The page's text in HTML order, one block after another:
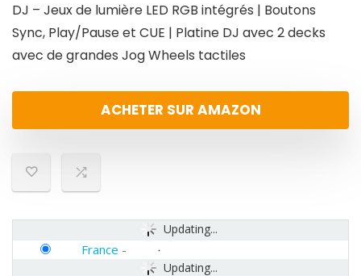
DJ – Jeux de lumière LED RGB intégrés | Boutons
Sync, Play/Pause et CUE | Platine DJ avec 2 decks
avec de grandes Jog Wheels tactiles
ACHETER SUR AMAZON
Updating...
Updating...
France -